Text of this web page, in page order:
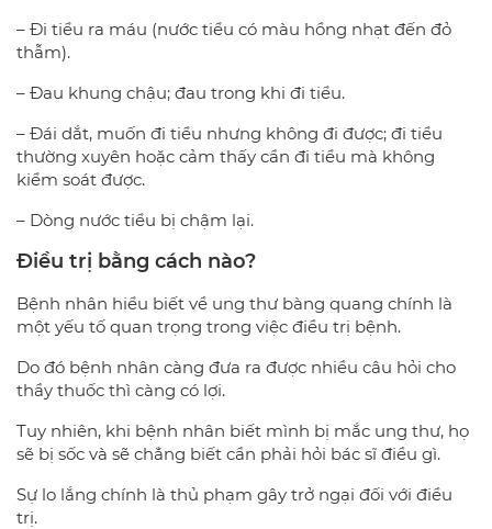
– Đi tiểu ra máu (nước tiểu có màu hồng nhạt đến đỏ
thẫm).
– Đau khung chậu; đau trong khi đi tiểu.
– Đái dắt, muốn đi tiểu nhưng không đi được; đi tiểu
thường xuyên hoặc cảm thấy cần đi tiểu mà không
kiểm soát được.
– Dòng nước tiểu bị chậm lại.
Điều trị bằng cách nào?
Bệnh nhân hiểu biết về ung thư bàng quang chính là
một yếu tố quan trọng trong việc điều trị bệnh.
Do đó bệnh nhân càng đưa ra được nhiều câu hỏi cho
thầy thuốc thì càng có lợi.
Tuy nhiên, khi bệnh nhân biết mình bị mắc ung thư, họ
sẽ bị sốc và sẽ chẳng biết cần phải hỏi bác sĩ điều gì.
Sự lo lắng chính là thủ phạm gây trở ngại đối với điều
trị.